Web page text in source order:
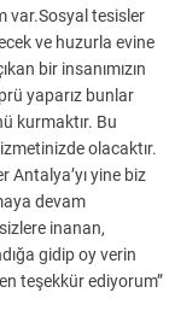
var.Sosyal tesisler
ve huzurla evine
bir insanımızın
yaparız bunlar
kurmaktır. Bu
olacaktır.
Antalya’yı yine biz
devam
inanan,
gidip oy verin
teşekkür ediyorum”